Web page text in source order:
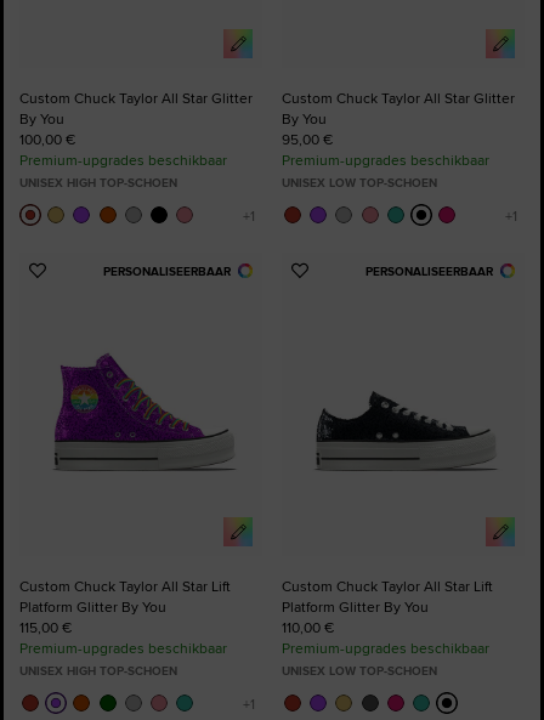
Custom Chuck Taylor All Star Glitter
By You
100,00 €
Premium-upgrades beschikbaar
UNISEX HIGH TOP-SCHOEN
Custom Chuck Taylor All Star Glitter
By You
95,00 €
Premium-upgrades beschikbaar
UNISEX LOW TOP-SCHOEN
PERSONALISEERBAAR
Voeg
Custom Chuck Taylor All Star Lift
Platform Glitter By You
115,00 €
Premium-upgrades beschikbaar
UNISEX HIGH TOP-SCHOEN
PERSONALISEERBAAR
Voeg
Custom Chuck Taylor All Star Lift
Platform Glitter By You
110,00 €
Premium-upgrades beschikbaar
UNISEX LOW TOP-SCHOEN